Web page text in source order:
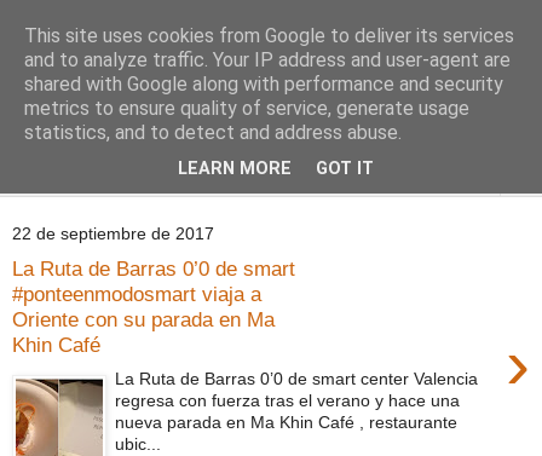
Comoju
La Cocina del Día a Día y el día a día de la Gastronomía
22 de septiembre de 2017
La Ruta de Barras 0’0 de smart
#ponteenmodosmart viaja a
Oriente con su parada en Ma
Khin Café
›
La Ruta de Barras 0’0 de smart center Valencia
regresa con fuerza tras el verano y hace una
nueva parada en Ma Khin Café , restaurante
ubic...
This site uses cookies from Google to deliver its services
and to analyze traffic. Your IP address and user-agent are
shared with Google along with performance and security
metrics to ensure quality of service, generate usage
statistics, and to detect and address abuse.
LEARN MORE GOT IT